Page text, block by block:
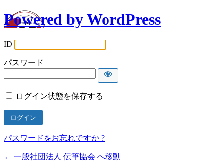
Powered by WordPress
ID
パスワード
ログイン状態を保存する
パスワードをお忘れですか ?
← 一般社団法人 伝筆協会 へ移動